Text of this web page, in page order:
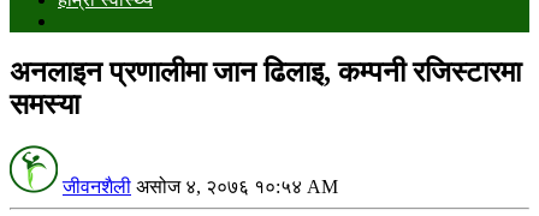
अनलाइन प्रणालीमा जान ढिलाइ, कम्पनी रजिस्टारमा
समस्या
जीवनशैली असोज ४, २०७६ १०:५४ AM